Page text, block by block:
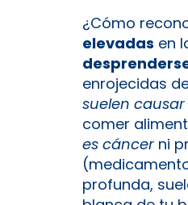
¿Cómo
elevadas en
enrojecidas
suelen
comer
es cáncerni
profunda,